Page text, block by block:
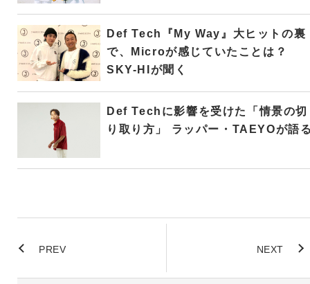
Def Tech『My Way』大ヒットの裏
で、Microが感じていたことは？
SKY-HIが聞く
Def Techに影響を受けた「情景の切
り取り方」 ラッパー・TAEYOが語
PREV NEXT